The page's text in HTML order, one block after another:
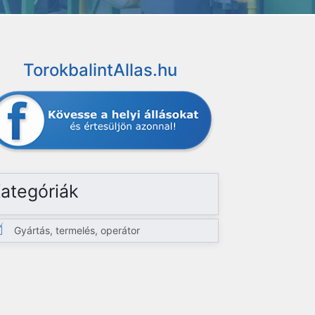
TorokbalintAllas.hu
Gyártás, termelés, operátor